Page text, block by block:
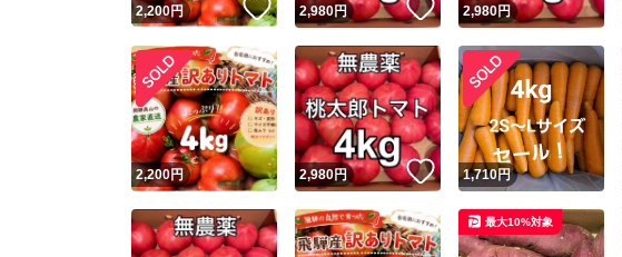
2,200円 いいね！
2,980円 いいね！
2,980円
2,200円 2,980円 いいね！
1,710円
最大10%対象